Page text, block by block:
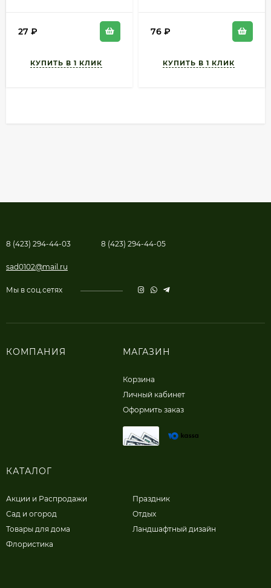
27 ₽
76 ₽
8 (423) 294-44-03 8 (423) 294-44-05
sad0102@mail.ru
Мы в соц.сетях
КОМПАНИЯ МАГАЗИН
Корзина
Личный кабинет
Оформить заказ
КАТАЛОГ
Акции и Распродажи
Сад и огород
Товары для дома
Флористика
Праздник
Отдых
Ландшафтный дизайн